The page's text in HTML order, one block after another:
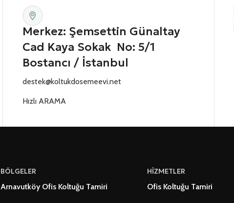
Merkez: Şemsettin Günaltay
Cad Kaya Sokak No: 5/1
Bostancı / İstanbul
destek@koltukdosemeevi.net
Hızlı ARAMA
BÖLGELER
Arnavutköy Ofis Koltuğu Tamiri
HİZMETLER
Ofis Koltuğu Tamiri